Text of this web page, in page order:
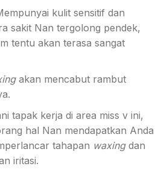
kulit sensitif dan
sakit Nan tergolong pendek,
tentu akan terasa sangat
akan mencabut rambut
tapak kerja di area miss v ini,
hal Nan mendapatkan Anda
tahapan waxing dan
iritasi.